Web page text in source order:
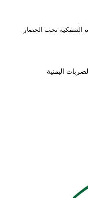
السمكية تحت الحصار
اليمنية